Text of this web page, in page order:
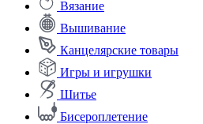
Вязание
Вышивание
Канцелярские товары
Игры и игрушки
Шитье
Бисероплетение